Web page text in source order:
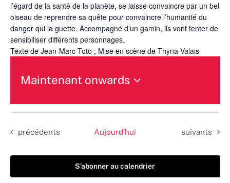
l’égard de la santé de la planète, se laisse convaincre par un bel
oiseau de reprendre sa quête pour convaincre l’humanité du
danger qui la guette. Accompagné d’un gamin, ils vont tenter de
sensibiliser différents personnages.
Texte de Jean-Marc Toto ; Mise en scène de Thyna Valais
Maintenant onwards
une
date.
Évènements
précédents Aujourd’hui Évènements
suivants
S’abonner au calendrier